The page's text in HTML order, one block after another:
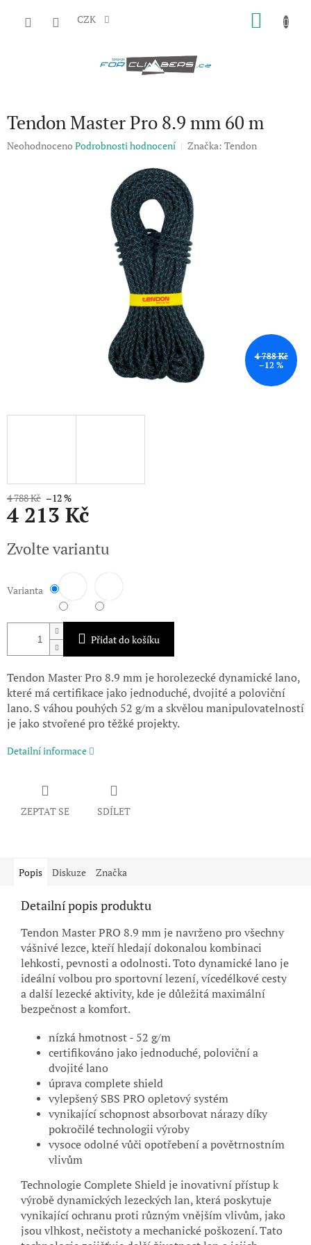
CZK
Tendon Master Pro 8.9 mm 60 m
Průměrné
Neohodnoceno Podrobnosti hodnocení Značka: Tendon
4 788 Kč
–12 %
4 788 Kč –12 %
4 213 Kč
cena:
Zvolte variantu
Varianta
Přidat do košíku
Tendon Master Pro 8.9 mm je horolezecké dynamické lano,
které má certifikace jako jednoduché, dvojité a poloviční
lano. S váhou pouhých 52 g/m a skvělou manipulovatelností
je jako stvořené pro těžké projekty.
Detailní informace
ZEPTAT SE SDÍLET
Popis Diskuze Značka
Detailní popis produktu
Tendon Master PRO 8.9 mm je navrženo pro všechny
vášnivé lezce, kteří hledají dokonalou kombinaci
lehkosti, pevnosti a odolnosti. Toto dynamické lano je
ideální volbou pro sportovní lezení, vícedélkové cesty
a další lezecké aktivity, kde je důležitá maximální
bezpečnost a komfort.
nízká hmotnost - 52 g/m
certifikováno jako jednoduché, poloviční a
dvojité lano
úprava complete shield
vylepšený SBS PRO opletový systém
vynikající schopnost absorbovat nárazy díky
pokročilé technologii výroby
vysoce odolné vůči opotřebení a povětrnostním
vlivům
Technologie Complete Shield je inovativní přístup k
výrobě dynamických lezeckých lan, která poskytuje
vynikající ochranu proti různým vnějším vlivům, jako
jsou vlhkost, nečistoty a mechanické poškození. Tato